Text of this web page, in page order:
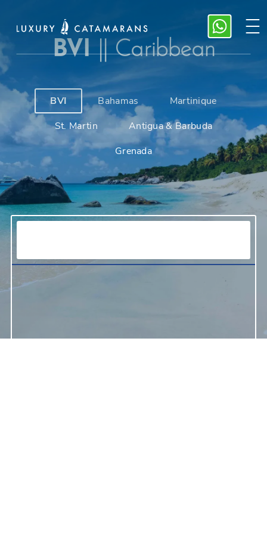
BVI|| Caribbean
BVI Bahamas
Martinique
St. Martin
Antigua & Barbuda
Grenada